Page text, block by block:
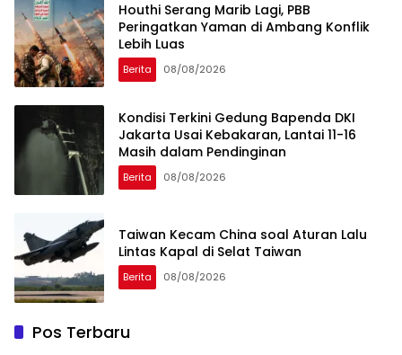
Houthi Serang Marib Lagi, PBB
Peringatkan Yaman di Ambang Konflik
Lebih Luas
Berita 08/08/2026
Kondisi Terkini Gedung Bapenda DKI
Jakarta Usai Kebakaran, Lantai 11-16
Masih dalam Pendinginan
Berita 08/08/2026
Taiwan Kecam China soal Aturan Lalu
Lintas Kapal di Selat Taiwan
Berita 08/08/2026
Pos Terbaru